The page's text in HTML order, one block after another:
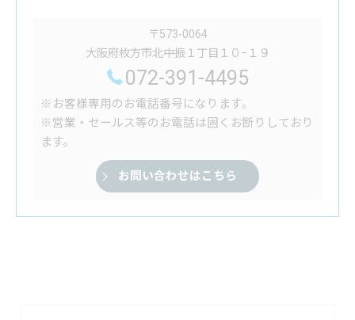
〒573-0064
大阪府枚方市北中振１丁目１０−１９
072-391-4495
※お客様専用のお電話番号になります。
※営業・セールス等のお電話は固くお断りしており
ます。
お問い合わせはこちら